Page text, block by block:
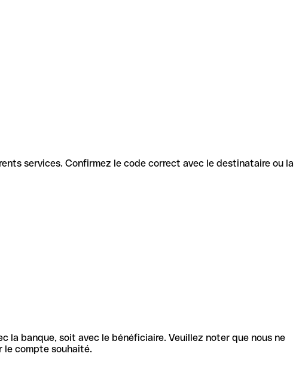
services. Confirmez le code correct avec le destinataire ou la
banque, soit avec le bénéficiaire. Veuillez noter que nous ne
le compte souhaité.